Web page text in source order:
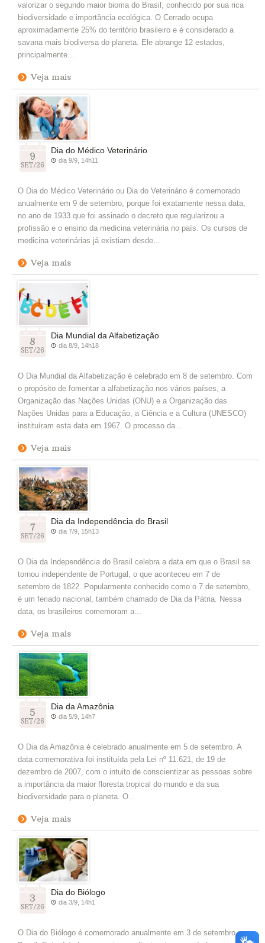
valorizar o segundo maior bioma do Brasil, conhecido por sua rica
biodiversidade e importância ecológica. O Cerrado ocupa
aproximadamente 25% do território brasileiro e é considerado a
savana mais biodiversa do planeta. Ele abrange 12 estados,
principalmente...
Veja mais
9
SET/26
Dia do Médico Veterinário
dia 9/9, 14h11
O Dia do Médico Veterinário ou Dia do Veterinário é comemorado
anualmente em 9 de setembro, porque foi exatamente nessa data,
no ano de 1933 que foi assinado o decreto que regularizou a
profissão e o ensino da medicina veterinária no país. Os cursos de
medicina veterinárias já existiam desde...
Veja mais
8
SET/26
Dia Mundial da Alfabetização
dia 8/9, 14h18
O Dia Mundial da Alfabetização é celebrado em 8 de setembro. Com
o propósito de fomentar a alfabetização nos vários países, a
Organização das Nações Unidas (ONU) e a Organização das
Nações Unidas para a Educação, a Ciência e a Cultura (UNESCO)
instituíram esta data em 1967. O processo da...
Veja mais
7
SET/26
Dia da Independência do Brasil
dia 7/9, 15h13
O Dia da Independência do Brasil celebra a data em que o Brasil se
tornou independente de Portugal, o que aconteceu em 7 de
setembro de 1822. Popularmente conhecido como o 7 de setembro,
é um feriado nacional, também chamado de Dia da Pátria. Nessa
data, os brasileiros comemoram a...
Veja mais
5
SET/26
Dia da Amazônia
dia 5/9, 14h7
O Dia da Amazônia é celebrado anualmente em 5 de setembro. A
data comemorativa foi instituída pela Lei nº 11.621, de 19 de
dezembro de 2007, com o intuito de conscientizar as pessoas sobre
a importância da maior floresta tropical do mundo e da sua
biodiversidade para o planeta. O...
Veja mais
3
SET/26
Dia do Biólogo
dia 3/9, 14h1
O Dia do Biólogo é comemorado anualmente em 3 de setembro no